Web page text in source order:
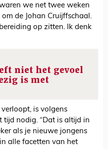
we net twee weken
de Johan Cruijffschaal.
op zitten. Ik denk
niet het gevoel
is met
is volgens
tijd nodig. “Dat is altijd in
als je nieuwe jongens
alle facetten van het